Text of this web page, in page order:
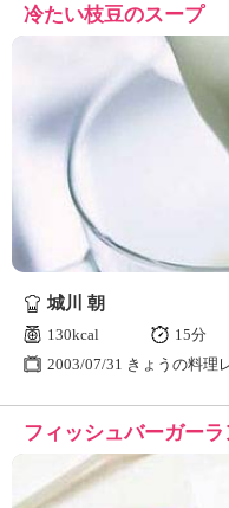
冷たい枝豆のスープ
城川 朝
130kcal
15分
2003/07/31 きょうの料理
フィッシュバーガー